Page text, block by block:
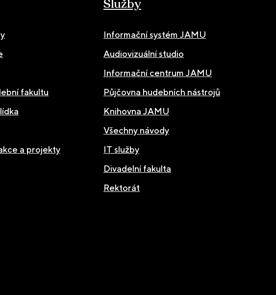
fakultu
a projekty
Služby
Informační systém JAMU
Audiovizuální studio
Informační centrum JAMU
Půjčovna hudebních nástrojů
Knihovna JAMU
Všechny návody
IT služby
Divadelní fakulta
Rektorát